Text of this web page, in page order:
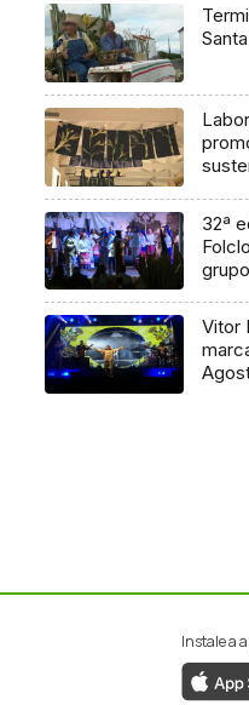
32ª
Vitor
Instale a